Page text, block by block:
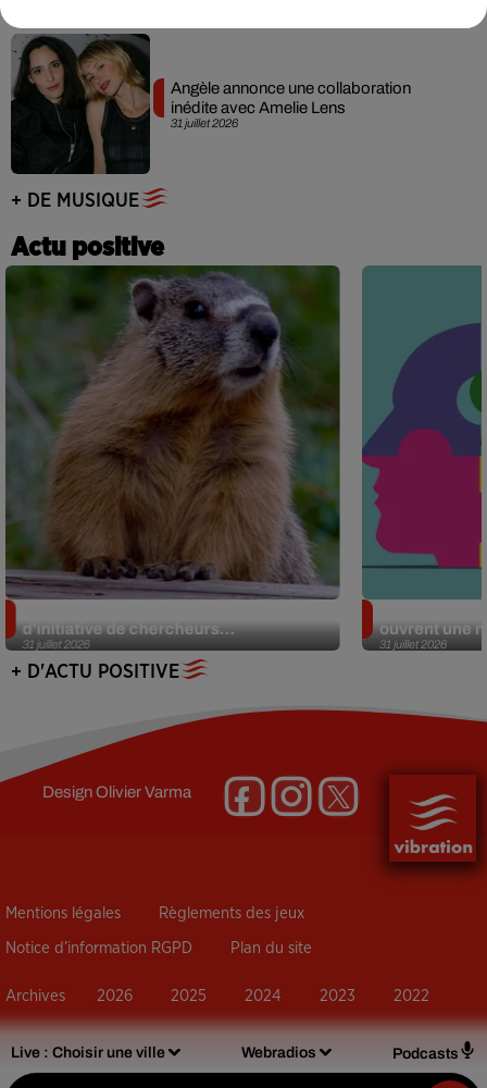
Live : Choisir une ville Webradios Podcasts
31 juillet 2026
Angèle annonce une collaboration
inédite avec Amelie Lens
+ DE MUSIQUE
Actu positive
31 juillet 2026
d’initiative de chercheurs...
31 juillet 2026
ouvrent une
+ D'ACTU POSITIVE
DesignOlivier Varma
Mentions légales Règlements des jeux
Notice d’information RGPD Plan du site
Archives 2026 2025 2024 2023 2022